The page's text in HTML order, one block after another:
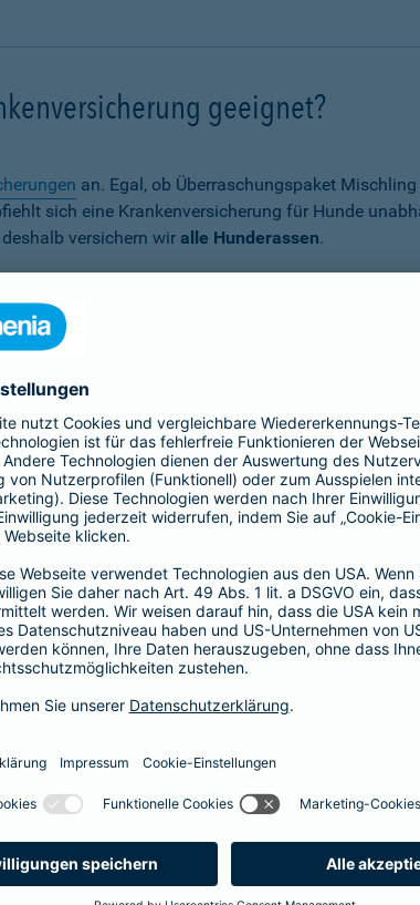
geeignet?
an. Egal, ob Überraschungspaket
sich eine Krankenversicherung für Hunde
versichern wir alle Hunderassen.
Wann ist eine
Der Abschluss einer Krankenversicherung
Gesundheit Ihres Hundes vor. Mit
Alterserscheinungen wie Grauer Star,
wahrscheinlicher. Für den Abschluss einer
Sorgen Sie als Hundehalterin oder
gesunde Zukunft für Ihr Tier und sichern Sie
Benötigen Sie weitere Informationen? Dann